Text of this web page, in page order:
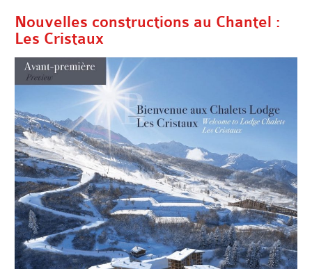
Nouvelles constructions au Chantel :
Les Cristaux